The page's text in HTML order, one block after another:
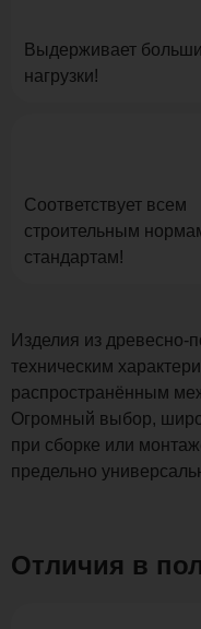
Выдерживает
нагрузки!
Соответствует всем
строительным
стандартам!
Изделия из древесно-
техническим
распространённым
Огромный выбор,
при сборке или
предельно
Отличия в